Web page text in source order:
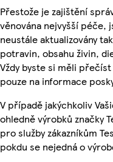
Přestože je zajištění
věnována nejvyšší
neustále aktualizovány
potravin, obsahu živin,
Vždy byste si měli
pouze na informace
V případě jakýchkoliv
ohledně výrobků značky
pro služby zákazníkům
pokdu se nejedná o